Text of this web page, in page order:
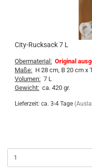
City-Rucksack 7 L
Obermaterial: Original
Maße: H 28 cm, B 20 cm x
Volumen: 7 L
Gewicht: ca. 420 gr.
Lieferzeit: ca. 3-4 Tage